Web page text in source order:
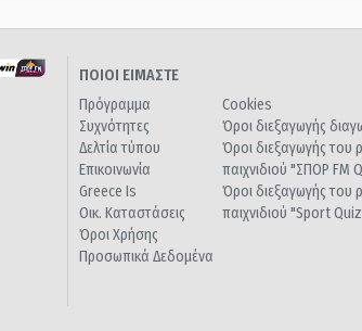
ΠΟΙΟΙ ΕΙΜΑΣΤΕ
Πρόγραμμα
Συχνότητες
Δελτία τύπου
Επικοινωνία
Greece Is
Οικ. Καταστάσεις
Όροι Χρήσης
Προσωπικά Δεδομένα
Cookies
Όροι διεξαγωγής
Όροι διεξαγωγής του
παιχνιδιού "ΣΠΟΡ FM
Όροι διεξαγωγής του
παιχνιδιού "Sport